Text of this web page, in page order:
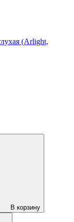
(Arlight,
В корзину